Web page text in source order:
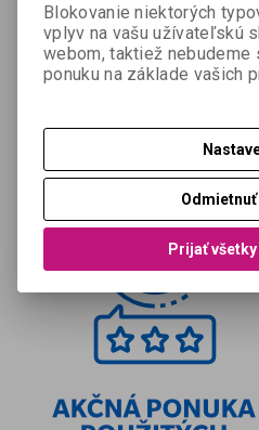
Blokovanie niektorých
vplyv na vašu užívateľskú
webom, taktiež nebudeme
ponuku na základe vašich
Prijať